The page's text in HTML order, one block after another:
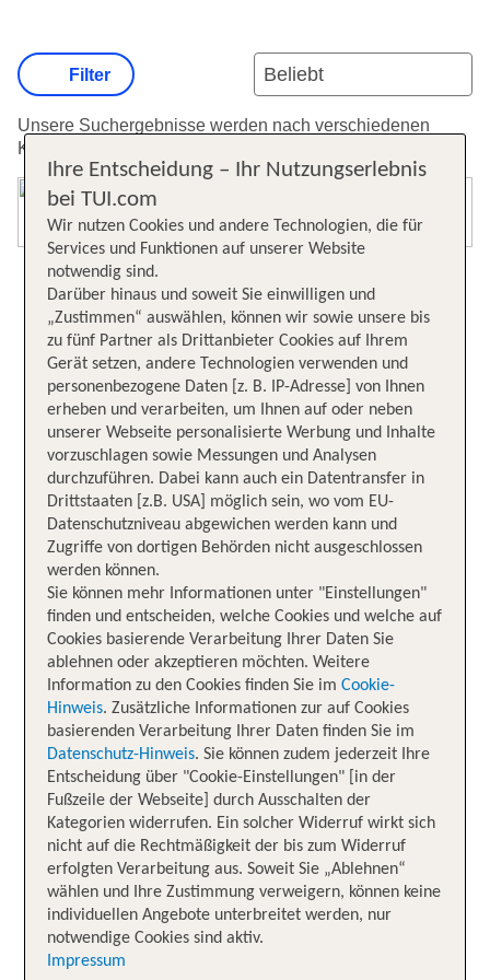
Unsere Suchergebnisse werden nach verschiedenen
Kriterien sortiert.
Filter
Ihre Entscheidung – Ihr Nutzungserlebnis
bei TUI.com
Wir nutzen Cookies und andere Technologien, die für
Services und Funktionen auf unserer Website
notwendig sind.
Darüber hinaus und soweit Sie einwilligen und
„Zustimmen“ auswählen, können wir sowie unsere bis
zu fünf Partner als Drittanbieter Cookies auf Ihrem
Gerät setzen, andere Technologien verwenden und
personenbezogene Daten [z. B. IP-Adresse] von Ihnen
erheben und verarbeiten, um Ihnen auf oder neben
unserer Webseite personalisierte Werbung und Inhalte
vorzuschlagen sowie Messungen und Analysen
durchzuführen. Dabei kann auch ein Datentransfer in
Drittstaaten [z.B. USA] möglich sein, wo vom EU-
Datenschutzniveau abgewichen werden kann und
Zugriffe von dortigen Behörden nicht ausgeschlossen
werden können.
Sie können mehr Informationen unter "Einstellungen"
finden und entscheiden, welche Cookies und welche auf
Cookies basierende Verarbeitung Ihrer Daten Sie
ablehnen oder akzeptieren möchten. Weitere
Information zu den Cookies finden Sie im Cookie-
Hinweis. Zusätzliche Informationen zur auf Cookies
basierenden Verarbeitung Ihrer Daten finden Sie im
Datenschutz-Hinweis. Sie können zudem jederzeit Ihre
Entscheidung über "Cookie-Einstellungen" [in der
Fußzeile der Webseite] durch Ausschalten der
Kategorien widerrufen. Ein solcher Widerruf wirkt sich
nicht auf die Rechtmäßigkeit der bis zum Widerruf
erfolgten Verarbeitung aus. Soweit Sie „Ablehnen“
wählen und Ihre Zustimmung verweigern, können keine
individuellen Angebote unterbreitet werden, nur
notwendige Cookies sind aktiv.
Impressum